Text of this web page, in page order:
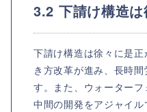
3.2 下請け構造
下請け構造は徐々に是
き方改革が進み、長時
す。また、ウォーターフ
中間の開発をアジャイル